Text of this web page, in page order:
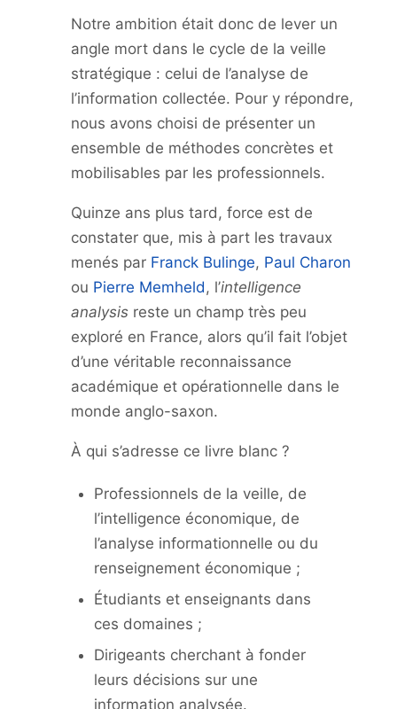
Notre ambition était donc de lever un
angle mort dans le cycle de la veille
stratégique : celui de l’analyse de
l’information collectée. Pour y répondre,
nous avons choisi de présenter un
ensemble de méthodes concrètes et
mobilisables par les professionnels.
Quinze ans plus tard, force est de
constater que, mis à part les travaux
menés par Franck Bulinge, Paul Charon
ou Pierre Memheld, l’intelligence
analysis reste un champ très peu
exploré en France, alors qu’il fait l’objet
d’une véritable reconnaissance
académique et opérationnelle dans le
monde anglo-saxon.
À qui s’adresse ce livre blanc ?
Professionnels de la veille, de
l’intelligence économique, de
l’analyse informationnelle ou du
renseignement économique ;
Étudiants et enseignants dans
ces domaines ;
Dirigeants cherchant à fonder
leurs décisions sur une
information analysée.